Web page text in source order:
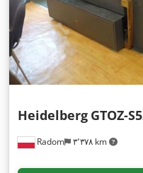
Radom ۳٬۳۷۸ km
Heidelberg GTOZ-